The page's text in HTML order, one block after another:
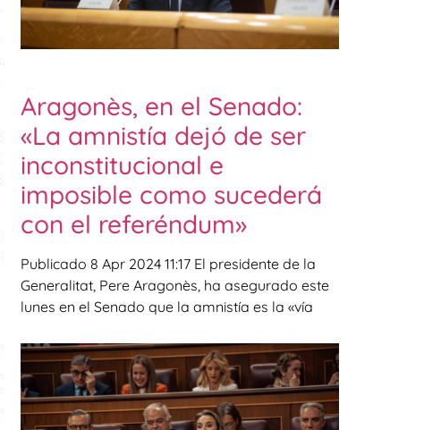
Aragonès, en el Senado:
«La amnistía dejó de ser
inconstitucional e
imposible como sucederá
con el referéndum»
Publicado 8 Apr 2024 11:17 El presidente de la
Generalitat, Pere Aragonès, ha asegurado este
lunes en el Senado que la amnistía es la «vía